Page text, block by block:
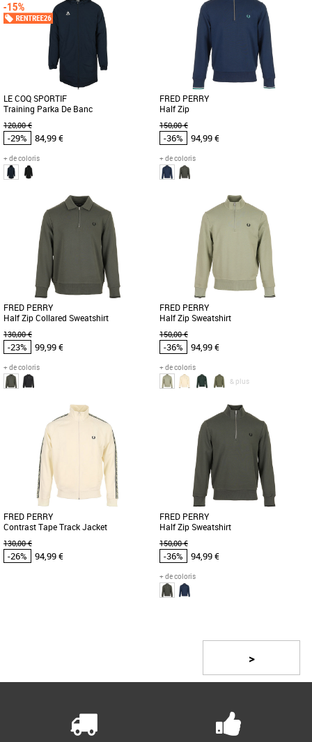
Vêtements pas cher et Promos
Vêtements
Veste doudoune en polyamide de la
marque Le Coq Sportif Plus produit : -
Modèle doublé et rembourré [...]
Vêtements pas cher et Promos
Vêtements
Nouveauté Le Coq Sportif avec ce
sweat capuche avec poche kangourou.
Plus produit : - Sweat capuche [...]
LE COQ SPORTIF
Training Parka De Banc
120,00 €
-29% 84,99 €
+ de coloris
Vêtements pas cher et Promos
Vêtements
La veste Le Coq Sportif Training Parka
de banc Club Nº1 a une coupe longue
et un Full Zip qui la rend [...]
FRED PERRY
Half Zip
150,00 €
-36% 94,99 €
+ de coloris
Vêtements pas cher et Promos
Découvrez le sweat Half Zip Fred Perry,
un incontournable de la collection
Printemps-Été 2026 pour [...]
FRED PERRY
Half Zip Collared Sweatshirt
130,00 €
-23% 99,99 €
+ de coloris
Vêtements pas cher et Promos
Le sweat Fred Perry Half Zip Collared
est un incontournable de la collection
printemps-été 2026 pour [...]
FRED PERRY
Half Zip Sweatshirt
150,00 €
-36% 94,99 €
+ de coloris
& plus
Vêtements pas cher et Promos
Vêtements
Découvrez le Half Zip Sweatshirt Fred
Perry, un vêtement indispensable pour
la saison printemps-été [...]
FRED PERRY
Contrast Tape Track Jacket
130,00 €
-26% 94,99 €
FRED PERRY
Half Zip Sweatshirt
150,00 €
-36% 94,99 €
+ de coloris
élégance et confort pour un look
décontracté et moderne. [...]
>